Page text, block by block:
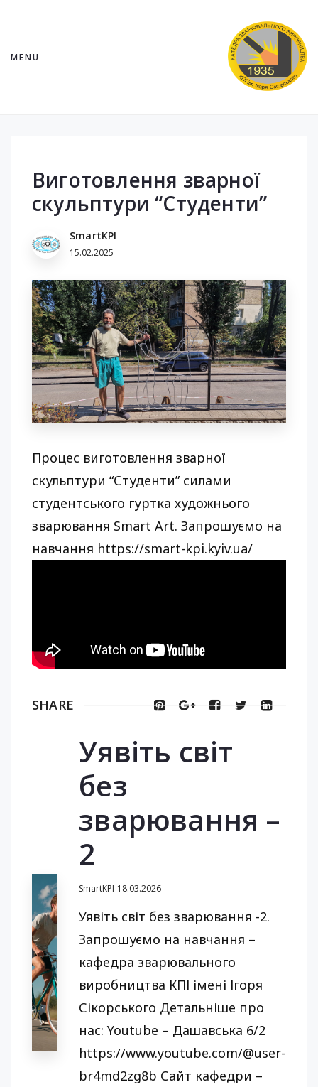
MENU
Виготовлення зварної
скульптури “Студенти”
SmartKPI
15.02.2025
Процес виготовлення зварної
скульптури “Студенти” силами
студентського гуртка художнього
зварювання Smart Art. Запрошуємо на
навчання https://smart-kpi.kyiv.ua/
SHARE
Уявіть світ
без
зварювання –
2
SmartKPI 18.03.2026
Уявіть світ без зварювання -2.
Запрошуємо на навчання –
кафедра зварювального
виробництва КПІ імені Ігоря
Сікорського Детальніше про
нас: Youtube – Дашавська 6/2
https://www.youtube.com/@user-
br4md2zg8b Сайт кафедри –